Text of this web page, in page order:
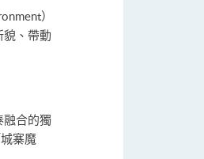
）
、帶動
融合的獨
寨魔